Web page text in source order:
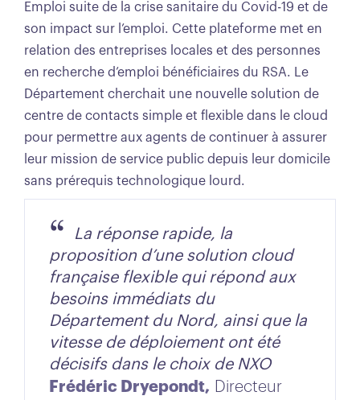
Emploi suite de la crise sanitaire du Covid-19 et de
son impact sur l’emploi. Cette plateforme met en
relation des entreprises locales et des personnes
en recherche d’emploi bénéficiaires du RSA. Le
Département cherchait une nouvelle solution de
centre de contacts simple et flexible dans le cloud
pour permettre aux agents de continuer à assurer
leur mission de service public depuis leur domicile
sans prérequis technologique lourd.
La réponse rapide, la
proposition d’une solution cloud
française flexible qui répond aux
besoins immédiats du
Département du Nord, ainsi que la
vitesse de déploiement ont été
décisifs dans le choix de NXO
Frédéric Dryepondt, Directeur